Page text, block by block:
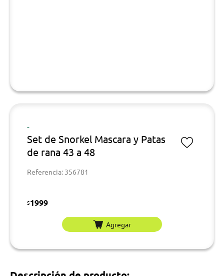
-
Set de Snorkel Mascara y Patas
de rana 43 a 48
Referencia: 356781
$1999
Agregar